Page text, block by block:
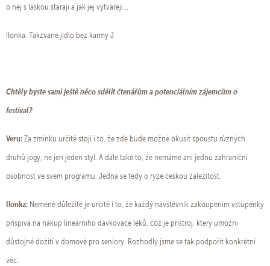
o něj s láskou starají a jak jej vytvářejí...
Ilonka: Takzvané jídlo bez karmy J
Chtěly byste sami ještě něco sdělit čtenářům a potenciálním zájemcům o
festival?
Veru:Za zmínku určitě stojí i to, že zde bude možné okusit spoustu různých
druhů jógy, ne jen jeden styl. A dále také to, že nemáme ani jednu zahraniční
osobnost ve svém programu. Jedná se tedy o ryze českou záležitost.
Ilonka: Neméně důležité je určitě i to, že každý návštěvník zakoupením vstupenky
přispívá na nákup lineárního dávkovače léků, což je přístroj, který umožní
důstojné dožití v domově pro seniory. Rozhodly jsme se tak podpořit konkrétní
věc.